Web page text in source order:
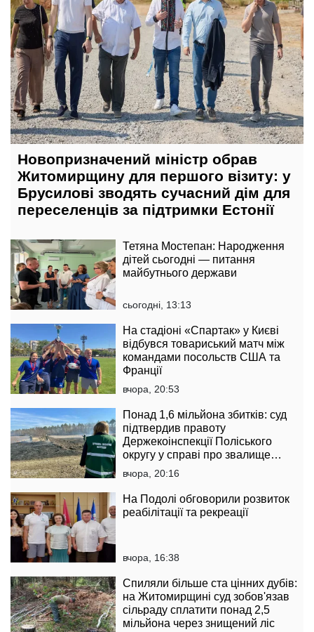
Новопризначений міністр обрав
Житомирщину для першого візиту: у
Брусилові зводять сучасний дім для
переселенців за підтримки Естонії
Тетяна Мостепан: Народження
дітей сьогодні — питання
майбутнього держави
сьогодні, 13:13
На стадіоні «Спартак» у Києві
відбувся товариський матч між
командами посольств США та
Франції
вчора, 20:53
Понад 1,6 мільйона збитків: суд
підтвердив правоту
Держекоінспекції Поліського
округу у справі про звалище
вчора, 20:16
На Подолі обговорили розвиток
реабілітації та рекреації
вчора, 16:38
Спиляли більше ста цінних дубів:
на Житомирщині суд зобов'язав
сільраду сплатити понад 2,5
мільйона через знищений ліс